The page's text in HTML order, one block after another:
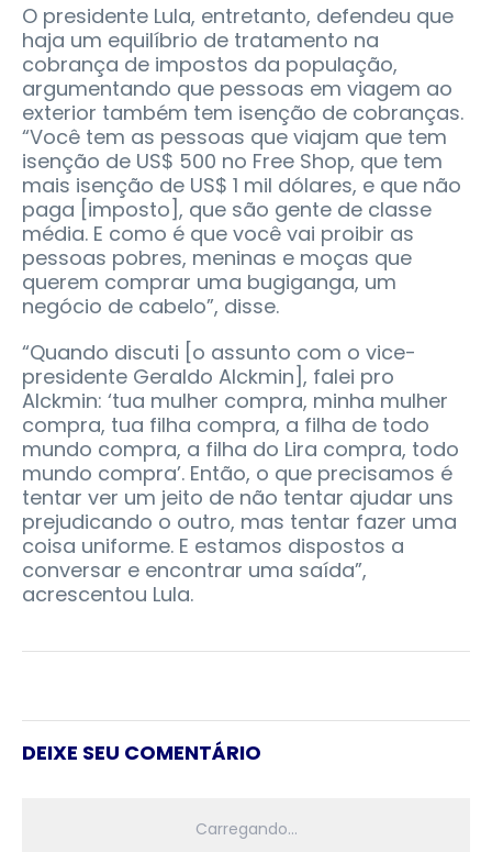
O presidente Lula, entretanto, defendeu que
haja um equilíbrio de tratamento na
cobrança de impostos da população,
argumentando que pessoas em viagem ao
exterior também tem isenção de cobranças.
“Você tem as pessoas que viajam que tem
isenção de US$ 500 no Free Shop, que tem
mais isenção de US$ 1 mil dólares, e que não
paga [imposto], que são gente de classe
média. E como é que você vai proibir as
pessoas pobres, meninas e moças que
querem comprar uma bugiganga, um
negócio de cabelo”, disse.
“Quando discuti [o assunto com o vice-
presidente Geraldo Alckmin], falei pro
Alckmin: ‘tua mulher compra, minha mulher
compra, tua filha compra, a filha de todo
mundo compra, a filha do Lira compra, todo
mundo compra’. Então, o que precisamos é
tentar ver um jeito de não tentar ajudar uns
prejudicando o outro, mas tentar fazer uma
coisa uniforme. E estamos dispostos a
conversar e encontrar uma saída”,
acrescentou Lula.
DEIXE SEU COMENTÁRIO